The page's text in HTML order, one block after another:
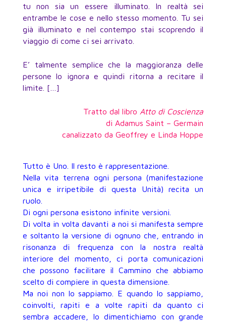
tu non sia un essere illuminato. In realtà sei
entrambe le cose e nello stesso momento. Tu sei
già illuminato e nel contempo stai scoprendo il
viaggio di come ci sei arrivato.
E’ talmente semplice che la maggioranza delle
persone lo ignora e quindi ritorna a recitare il
limite. […]
Tratto dal libro Atto di Coscienza
di Adamus Saint – Germain
canalizzato da Geoffrey e Linda Hoppe
Tutto è Uno. Il resto è rappresentazione.
Nella vita terrena ogni persona (manifestazione
unica e irripetibile di questa Unità) recita un
ruolo.
Di ogni persona esistono infinite versioni.
Di volta in volta davanti a noi si manifesta sempre
e soltanto la versione di ognuno che, entrando in
risonanza di frequenza con la nostra realtà
interiore del momento, ci porta comunicazioni
che possono facilitare il Cammino che abbiamo
scelto di compiere in questa dimensione.
Ma noi non lo sappiamo. E quando lo sappiamo,
coinvolti, rapiti e a volte rapiti da quanto ci
sembra accadere, lo dimentichiamo con grande